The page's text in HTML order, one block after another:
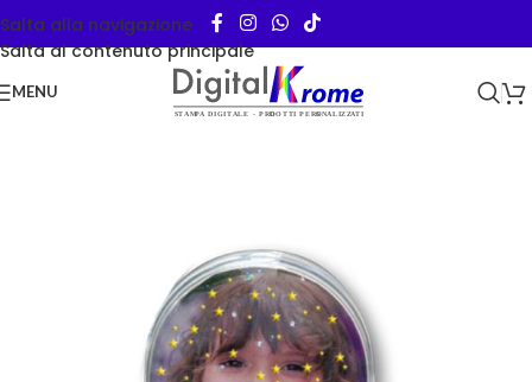
Salta alla navigazione
Salta al contenuto principale
MENU